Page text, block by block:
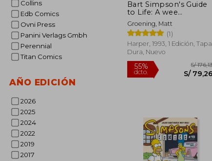
Collins
Edb Comics
Ovni Press
Panini Verlags Gmbh
Perennial
Titan Comics
AÑO EDICIÓN
2026
2025
2024
2022
2019
2017
Bart Simpson's Guide
to Life: A wee
Handbook for the
Perplexed (en Inglés)
Groening, Matt
(1)
Harper, 1993, 1 Edición, Tapa
Dura, Nuevo